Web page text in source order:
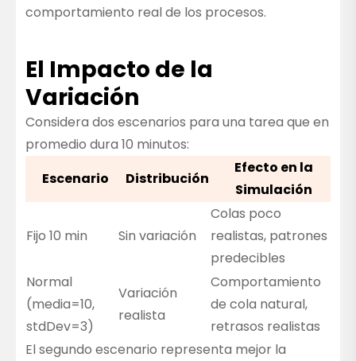
comportamiento real de los procesos.
El Impacto de la
Variación
Considera dos escenarios para una tarea que en
promedio dura 10 minutos:
Escenario
Distribución
Efecto en la
Simulación
Fijo 10 min Sin variación
Colas poco
realistas, patrones
predecibles
Normal
(media=10,
stdDev=3)
Variación
realista
Comportamiento
de cola natural,
retrasos realistas
El segundo escenario representa mejor la